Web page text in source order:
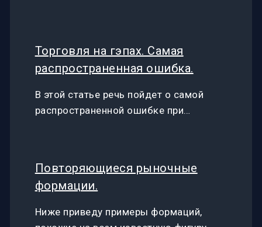
Торговля на гэпах. Самая
распространенная ошибка.
В этой статье речь пойдет о самой
распространенной ошибке при…
Повторяющиеся рыночные
формации.
Ниже приведу примеры формаций,